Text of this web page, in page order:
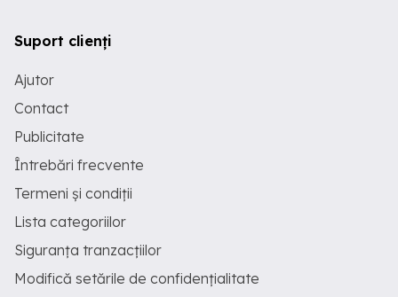
Suport clienți
Ajutor
Contact
Publicitate
Întrebări frecvente
Termeni și condiții
Lista categoriilor
Siguranța tranzacțiilor
Modifică setările de confidențialitate